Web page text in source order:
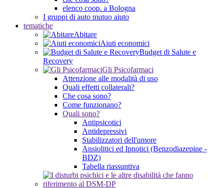
elenco coop. a Bologna
I gruppi di auto mutuo aiuto
tematiche
Abitare
Aiuti economici
Budget di Salute e
Recovery
Gli Psicofarmaci
Attenzione alle modalità di uso
Quali effetti collaterali?
Che cosa sono?
Come funzionano?
Quali sono?
Antipsicotici
Antidepressivi
Stabilizzatori dell'umore
Ansiolitici ed Ipnotici (Benzodiazepine -
BDZ)
Tabella riassuntiva